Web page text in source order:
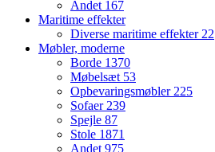
Andet 167
Maritime effekter
Diverse maritime effekter22
Møbler, moderne
Borde 1370
Møbelsæt 53
Opbevaringsmøbler225
Sofaer239
Spejle 87
Stole 1871
Andet975